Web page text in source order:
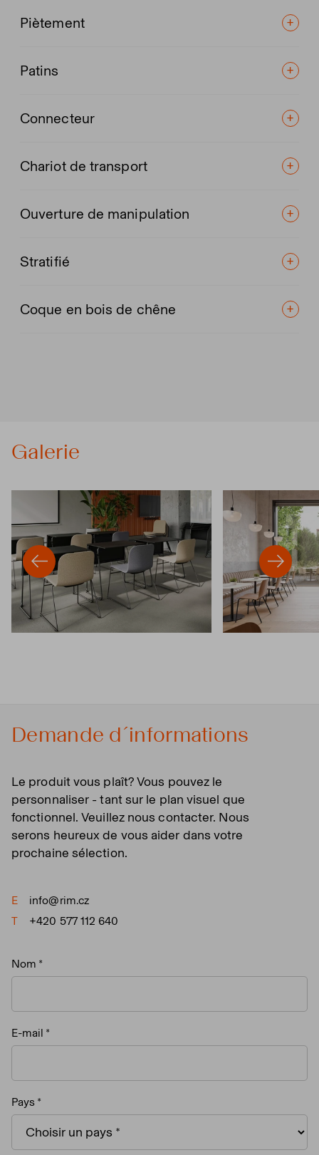
Piètement
Patins
Connecteur
Chariot de transport
Ouverture de manipulation
Stratifié
Coque en bois de chêne
Galerie
Demande d´informations
Le produit vous plaît? Vous pouvez le
personnaliser - tant sur le plan visuel que
fonctionnel. Veuillez nous contacter. Nous
serons heureux de vous aider dans votre
prochaine sélection.
E
info@rim.cz
T
+420 577 112 640
Nom
E-mail
Pays